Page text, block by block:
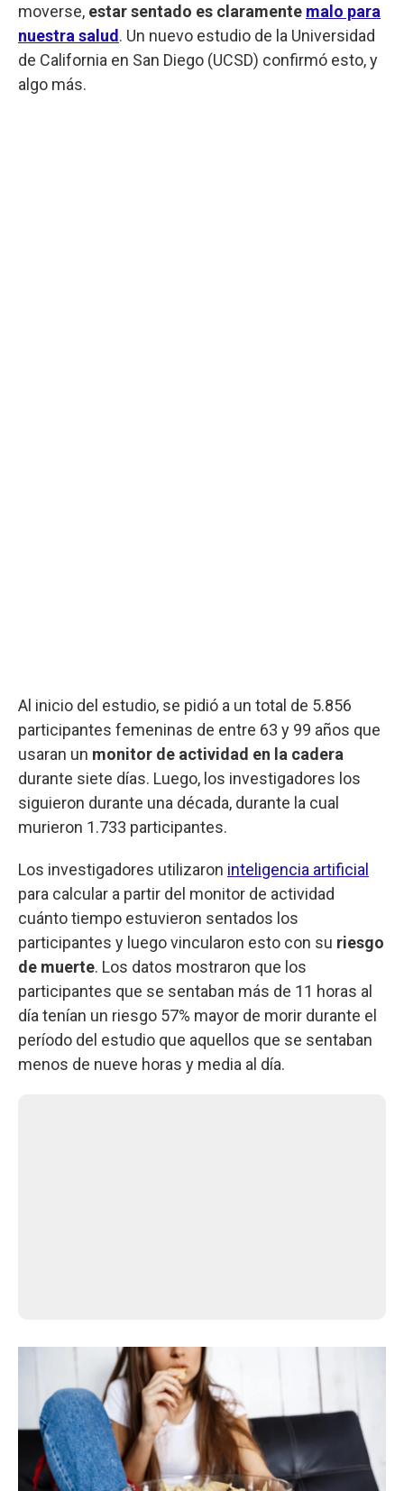
moverse, estar sentado es claramente malo para
nuestra salud . Un nuevo estudio de la Universidad
de California en San Diego (UCSD) confirmó esto, y
algo más.
Al inicio del estudio, se pidió a un total de 5.856
participantes femeninas de entre 63 y 99 años que
usaran un monitor de actividad en la cadera
durante siete días. Luego, los investigadores los
siguieron durante una década, durante la cual
murieron 1.733 participantes.
Los investigadores utilizaron inteligencia artificial
para calcular a partir del monitor de actividad
cuánto tiempo estuvieron sentados los
participantes y luego vincularon esto con su riesgo
de muerte. Los datos mostraron que los
participantes que se sentaban más de 11 horas al
día tenían un riesgo 57% mayor de morir durante el
período del estudio que aquellos que se sentaban
menos de nueve horas y media al día.